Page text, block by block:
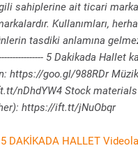
sahiplerine ait ticari
Kullanımları,
tasdiki anlamına
5 Dakikada Hallet
https://goo.gl/988RDr
nDhdYW4 Stock
https://ift.tt/jNuObqr
DAKİKADA HALLET